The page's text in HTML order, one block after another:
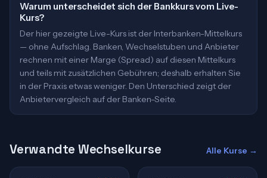
Warum unterscheidet sich der Bankkurs vom Live-
Kurs?
Der hier gezeigte Live-Kurs ist der Interbanken-Mittelkurs
— ohne Aufschlag. Banken, Wechselstuben und Anbieter
rechnen mit einer Marge (Spread) auf diesen Mittelkurs
und teils mit zusätzlichen Gebühren; deshalb erhalten Sie
in der Praxis etwas weniger. Den Unterschied zeigt der
Anbietervergleich auf der Banken-Seite.
Verwandte Wechselkurse Alle Kurse →